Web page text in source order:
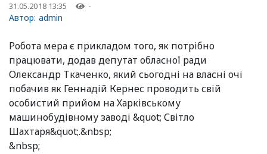
31.05.2018 13:35 -
Автор: admin
Робота мера є прикладом того, як потрібно
працювати, додав депутат обласної ради
Олександр Ткаченко, який сьогодні на власні очі
побачив як Геннадій Кернес проводить свій
особистий прийом на Харківському
машинобудівному заводі &quot; Світло
Шахтаря&quot;.&nbsp;
&nbsp;